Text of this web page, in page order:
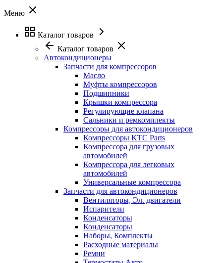
Меню
Каталог товаров
Каталог товаров
Автокондиционеры
Запчасти для компрессоров
Масло
Муфты компрессоров
Подшипники
Крышки компрессора
Регулирующие клапана
Сальники и ремкомплекты
Компрессоры для автокондиционеров
Компрессоры KTC Parts
Компрессора для грузовых
автомобилей
Компрессора для легковых
автомобилей
Универсальные компрессора
Запчасти для автокондиционеров
Вентиляторы, Эл. двигатели
Испарители
Конденсаторы
Конденсаторы
Наборы, Комплекты
Расходные материалы
Ремни